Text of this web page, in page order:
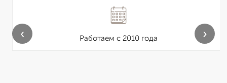
Работаем с 2010 года
‹ ›